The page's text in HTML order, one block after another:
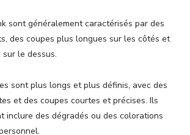
sont généralement caractérisés par des
des coupes plus longues sur les côtés et
le dessus.
sont plus longs et plus définis, avec des
et des coupes courtes et précises. Ils
inclure des dégradés ou des colorations